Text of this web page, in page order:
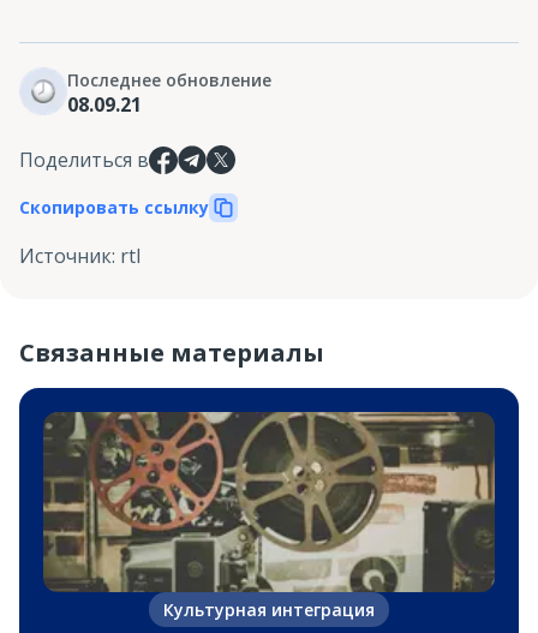
Последнее обновление
08.09.21
Поделиться в
Скопировать ссылку
Источник: rtl
Связанные материалы
Культурная интеграция